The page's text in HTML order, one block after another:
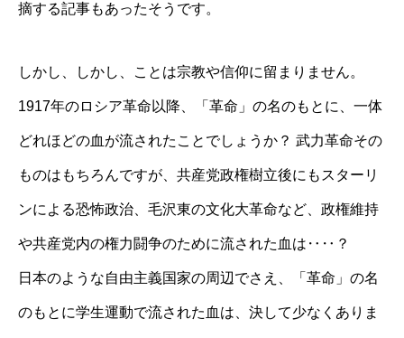
摘する記事もあったそうです。
しかし、しかし、ことは宗教や信仰に留まりません。
1917年のロシア革命以降、「革命」の名のもとに、一体
どれほどの血が流されたことでしょうか？ 武力革命その
ものはもちろんですが、共産党政権樹立後にもスターリ
ンによる恐怖政治、毛沢東の文化大革命など、政権維持
や共産党内の権力闘争のために流された血は‥‥？
日本のような自由主義国家の周辺でさえ、「革命」の名
のもとに学生運動で流された血は、決して少なくありま